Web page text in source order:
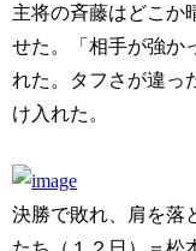
主将の斉藤はどこか
せた。「相手が強か
れた。タフさが違っ
け入れた。
決勝で敗れ、肩を落